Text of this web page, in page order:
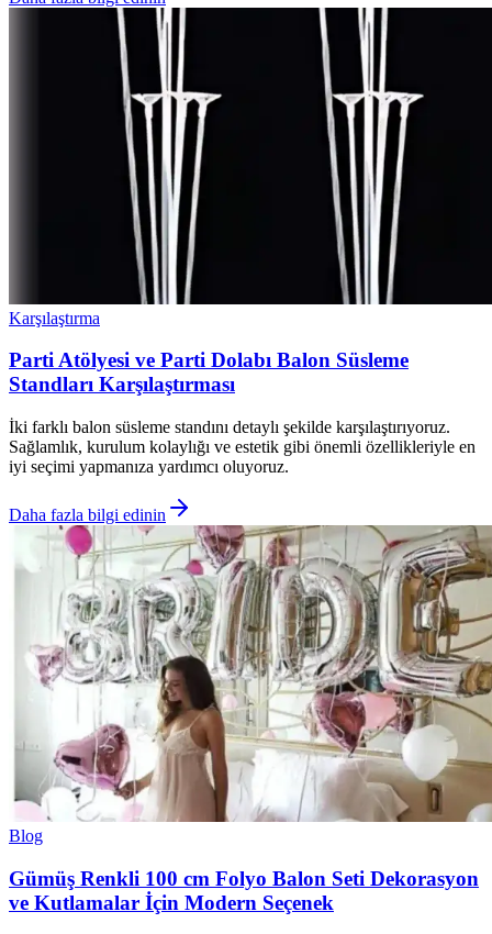
Karşılaştırma
Parti Atölyesi ve Parti Dolabı Balon Süsleme
Standları Karşılaştırması
İki farklı balon süsleme standını detaylı şekilde karşılaştırıyoruz.
Sağlamlık, kurulum kolaylığı ve estetik gibi önemli özellikleriyle en
iyi seçimi yapmanıza yardımcı oluyoruz.
Daha fazla bilgi edinin
Blog
Gümüş Renkli 100 cm Folyo Balon Seti Dekorasyon
ve Kutlamalar İçin Modern Seçenek